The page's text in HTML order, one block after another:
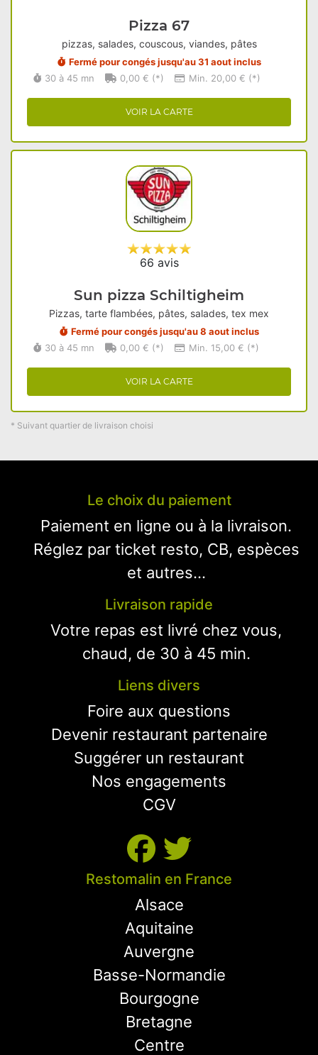
Pizza 67
pizzas, salades, couscous, viandes, pâtes
Fermé pour congés jusqu'au 31 aout inclus
30 à 45 mn
0,00 € (*) Min. 20,00 € (*)
VOIR LA CARTE
66 avis
Sun pizza Schiltigheim
Pizzas, tarte flambées, pâtes, salades, tex mex
Fermé pour congés jusqu'au 8 aout inclus
30 à 45 mn
0,00 € (*) Min. 15,00 € (*)
VOIR LA CARTE
* Suivant quartier de livraison choisi
Le choix du paiement
Paiement en ligne ou à la livraison.
Réglez par ticket resto, CB, espèces
et autres...
Livraison rapide
Votre repas est livré chez vous,
chaud, de 30 à 45 min.
Liens divers
Foire aux questions
Devenir restaurant partenaire
Suggérer un restaurant
Nos engagements
CGV
Restomalin en France
Alsace
Aquitaine
Auvergne
Basse-Normandie
Bourgogne
Bretagne
Centre